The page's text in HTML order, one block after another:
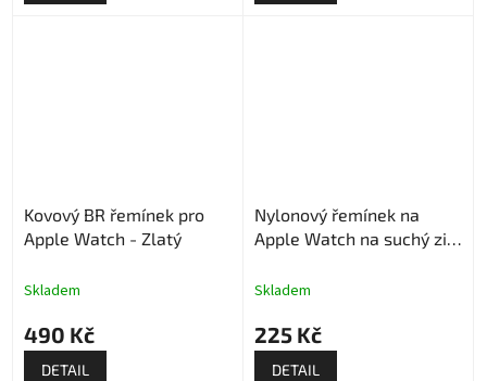
Kovový BR řemínek pro
Apple Watch - Zlatý
Skladem
490 Kč
DETAIL
Nylonový řemínek na
Apple Watch na suchý zip
Skladem
225 Kč
DETAIL